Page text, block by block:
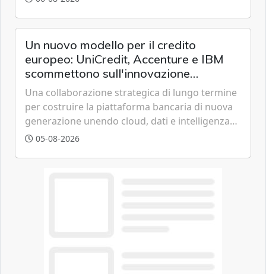
Un nuovo modello per il credito
europeo: UniCredit, Accenture e IBM
scommettono sull'innovazione
tecnologica
Una collaborazione strategica di lungo termine
per costruire la piattaforma bancaria di nuova
generazione unendo cloud, dati e intelligenza
artificiale.
05-08-2026